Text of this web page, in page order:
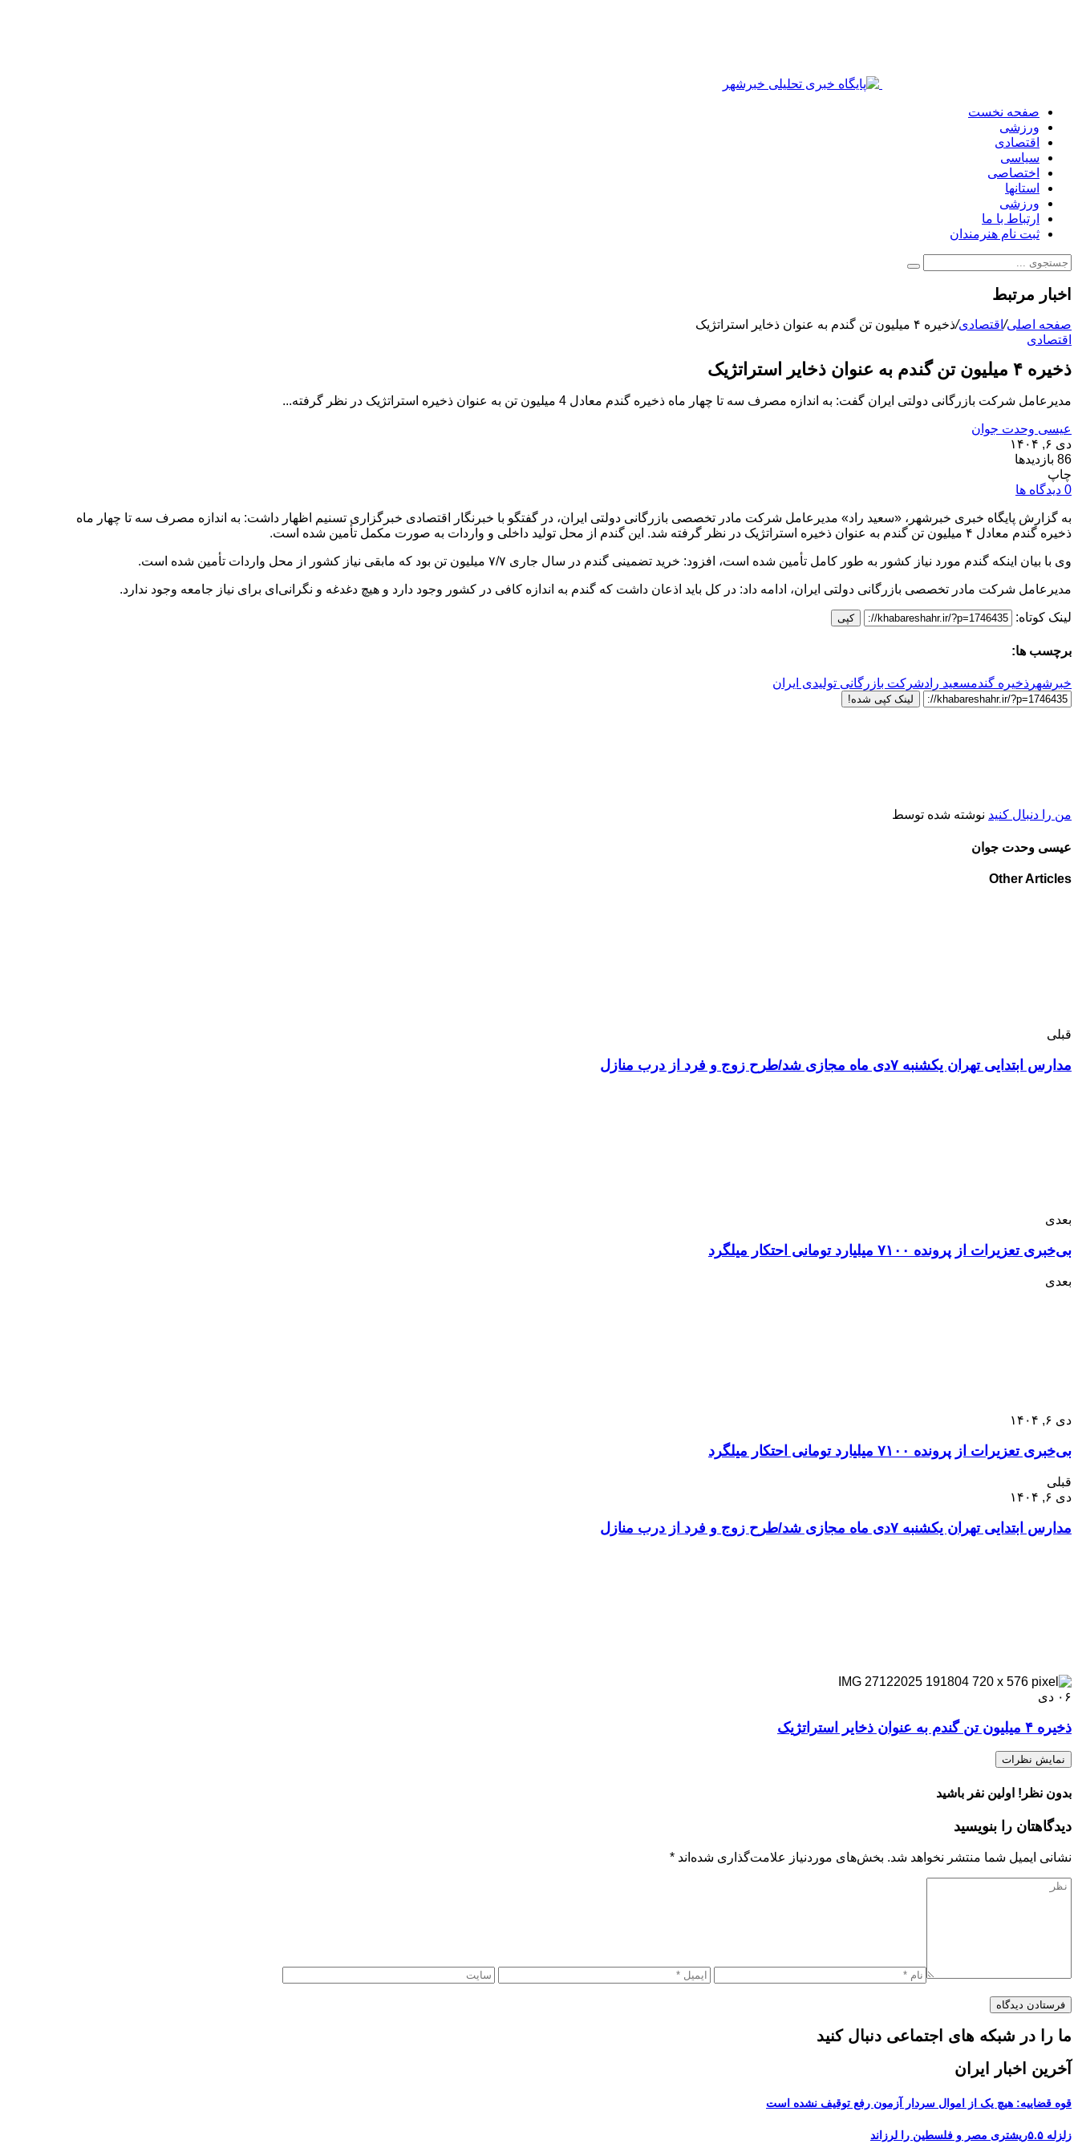
صفحه نخست
ورزشی
اقتصادی
سیاسی
اختصاصی
استانها
ورزشی
ارتباط با ما
ثبت نام هنرمندان
اخبار مرتبط
صفحه اصلی/اقتصادی/ذخیره ۴ میلیون تن گندم به عنوان ذخایر استراتژیک
اقتصادی
ذخیره ۴ میلیون تن گندم به عنوان ذخایر استراتژیک
مدیرعامل شرکت بازرگانی دولتی ایران گفت: به اندازه مصرف سه تا چهار ماه ذخیره گندم معادل 4 میلیون تن به عنوان ذخیره استراتژیک در نظر گرفته...
عیسی وحدت جوان
دی ۶, ۱۴۰۴
86 بازدیدها
چاپ
0 دیدگاه ها
به گزارش پایگاه خبری خبرشهر، «سعید راد» مدیرعامل شرکت مادر تخصصی بازرگانی دولتی ایران، در گفتگو با خبرنگار اقتصادی خبرگزاری تسنیم اظهار داشت: به اندازه مصرف سه تا چهار ماه
ذخیره گندم معادل ۴ میلیون تن گندم به عنوان ذخیره استراتژیک در نظر گرفته شد. این گندم از محل تولید داخلی و واردات به صورت مکمل تأمین شده است.
وی با بیان اینکه گندم مورد نیاز کشور به طور کامل تأمین شده است، افزود: خرید تضمینی گندم در سال جاری ۷/۷ میلیون تن بود که مابقی نیاز کشور از محل واردات تأمین شده است.
مدیرعامل شرکت مادر تخصصی بازرگانی دولتی ایران، ادامه داد: در کل باید اذعان داشت که گندم به اندازه کافی در کشور وجود دارد و هیچ دغدغه و نگرانی‌ای برای نیاز جامعه وجود ندارد.
لینک کوتاه: کپی
برچسب ها:
خبرشهر ذخیره گندمسعید رادشرکت بازرگانی تولیدی ایران
لینک کپی شده!
من را دنبال کنید نوشته شده توسط
عیسی وحدت جوان
Other Articles
قبلی
مدارس ابتدایی تهران یکشنبه ۷دی ماه مجازی شد/طرح زوج و فرد از درب منازل
بعدی
بی‌خبری تعزیرات از پرونده ۷۱۰۰ میلیارد تومانی احتکار میلگرد
بعدی
دی ۶, ۱۴۰۴
بی‌خبری تعزیرات از پرونده ۷۱۰۰ میلیارد تومانی احتکار میلگرد
قبلی
دی ۶, ۱۴۰۴
مدارس ابتدایی تهران یکشنبه ۷دی ماه مجازی شد/طرح زوج و فرد از درب منازل
۰۶ دی
ذخیره ۴ میلیون تن گندم به عنوان ذخایر استراتژیک
نمایش نظرات
بدون نظر! اولین نفر باشید
دیدگاهتان را بنویسید
نشانی ایمیل شما منتشر نخواهد شد. بخش‌های موردنیاز علامت‌گذاری شده‌اند *
ما را در شبکه های اجتماعی دنبال کنید
آخرین اخبار ایران
قوه قضاییه: هیچ یک از اموال سردار آزمون رفع توقیف نشده است
زلزله ۵.۵ریشتری مصر و فلسطین را لرزاند